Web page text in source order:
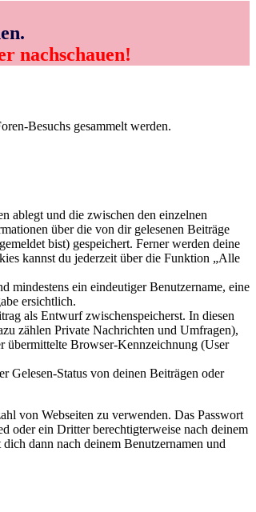
nachschauen!
Besuchs gesammelt werden.
ablegt und die zwischen den einzelnen
über die von dir gelesenen Beiträge
bist) gespeichert. Ferner werden deine
kannst du jederzeit über die Funktion „Alle
mindestens ein eindeutiger Benutzername, eine
ersichtlich.
als Entwurf zwischenspeicherst. In diesen
zählen Private Nachrichten und Umfragen),
übermittelte Browser-Kennzeichnung (User
Gelesen-Status von deinen Beiträgen oder
von Webseiten zu verwenden. Das Passwort
oder ein Dritter berechtigterweise nach deinem
dann nach deinem Benutzernamen und